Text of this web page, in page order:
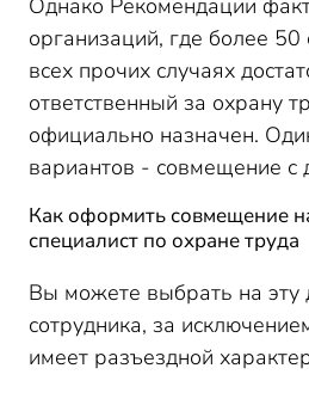
Однако Рекомендации
организаций, где более 50
всех прочих случаях
ответственный за охрану
официально назначен.
вариантов - совмещение с
Как оформить совмещение
специалист по охране труда
Вы можете выбрать на эту
сотрудника, за
имеет разъездной